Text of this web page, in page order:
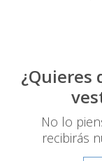
¿Quieres
No lo
recibirás